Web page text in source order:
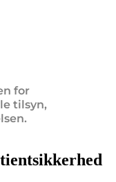
for
tilsyn,